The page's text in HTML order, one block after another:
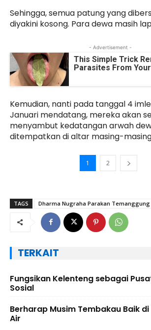
Sehingga, semua patung yang
diyakini kosong. Para dewa masih
- Advertisement -
This Simple Trick
Parasites From
Kemudian, nanti pada tanggal 4
Januari mendatang, mereka akan
menyambut kedatangan arwah
ditempatkan di altar masing-
1 2
TAGS Dharma Nugraha Parakan Temanggung
TERKAIT
Fungsikan Kelenteng sebagai
Sosial
Berharap Musim Tembakau Baik
Air